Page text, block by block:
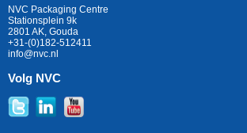
NVC Packaging Centre
Stationsplein 9k
2801 AK, Gouda
+31-(0)182-512411
info@nvc.nl
Volg NVC